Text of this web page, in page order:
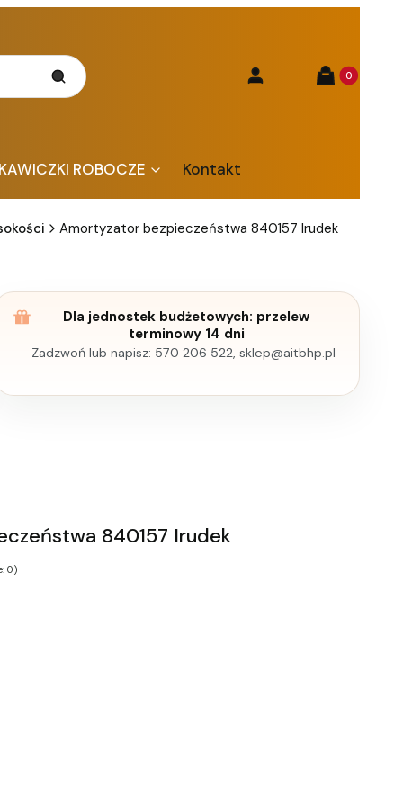
Szukaj Zaloguj się
Produkty w
Koszyk
ROBOCZE Kontakt
Amortyzator bezpieczeństwa 840157 Irudek
840157 Irudek
0)